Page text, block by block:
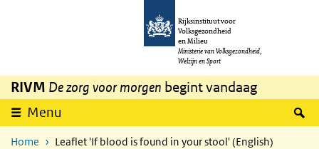
Overslaan en naar de inhoud gaan
Rijksinstituut voor
Volksgezondheid
en Milieu
Ministerie van Volksgezondheid,
Welzijn en Sport
RIVM De zorg voor morgen begint vandaag
Menu
Home Leaflet 'If blood is found in your stool' (English)